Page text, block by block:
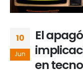
10
Jun
El
en